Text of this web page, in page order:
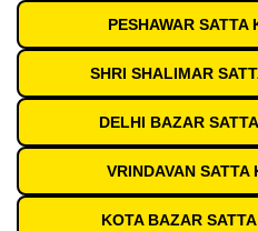
PESHAWAR SATTA
SHRI SHALIMAR
DELHI BAZAR
VRINDAVAN
KOTA BAZAR